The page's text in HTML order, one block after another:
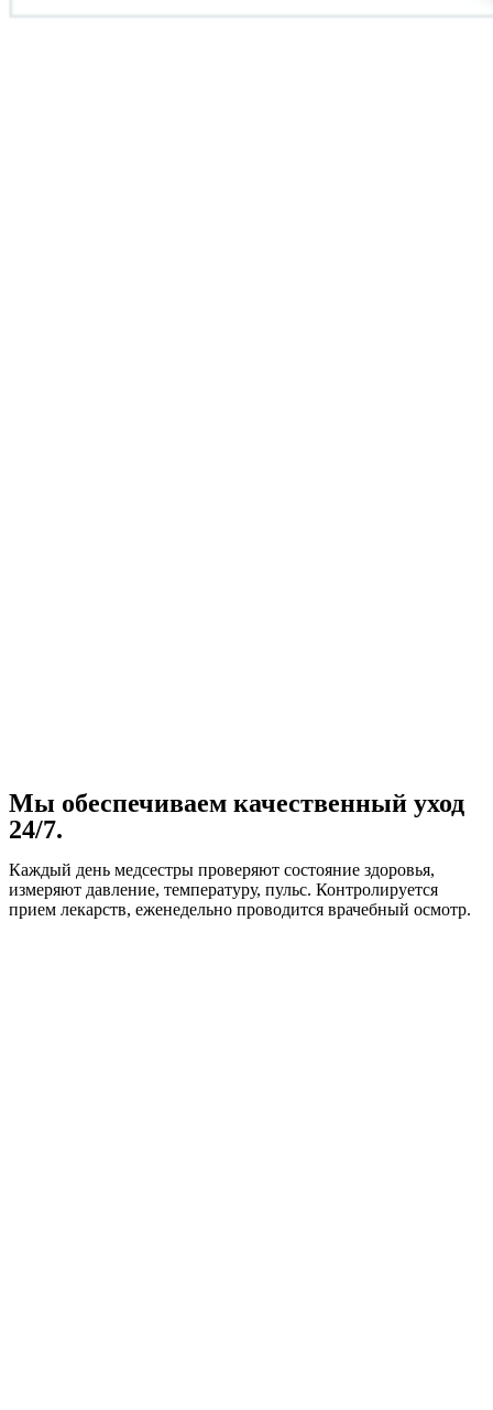
Мы обеспечиваем качественный уход
24/7.
Каждый день медсестры проверяют состояние здоровья,
измеряют давление, температуру, пульс. Контролируется
прием лекарств, еженедельно проводится врачебный осмотр.